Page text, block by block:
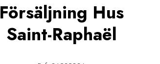
Försäljning Hus
Saint-Raphaël